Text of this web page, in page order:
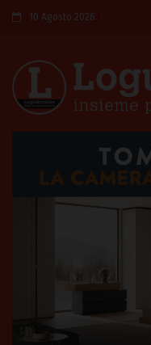
10 Agosto 2026